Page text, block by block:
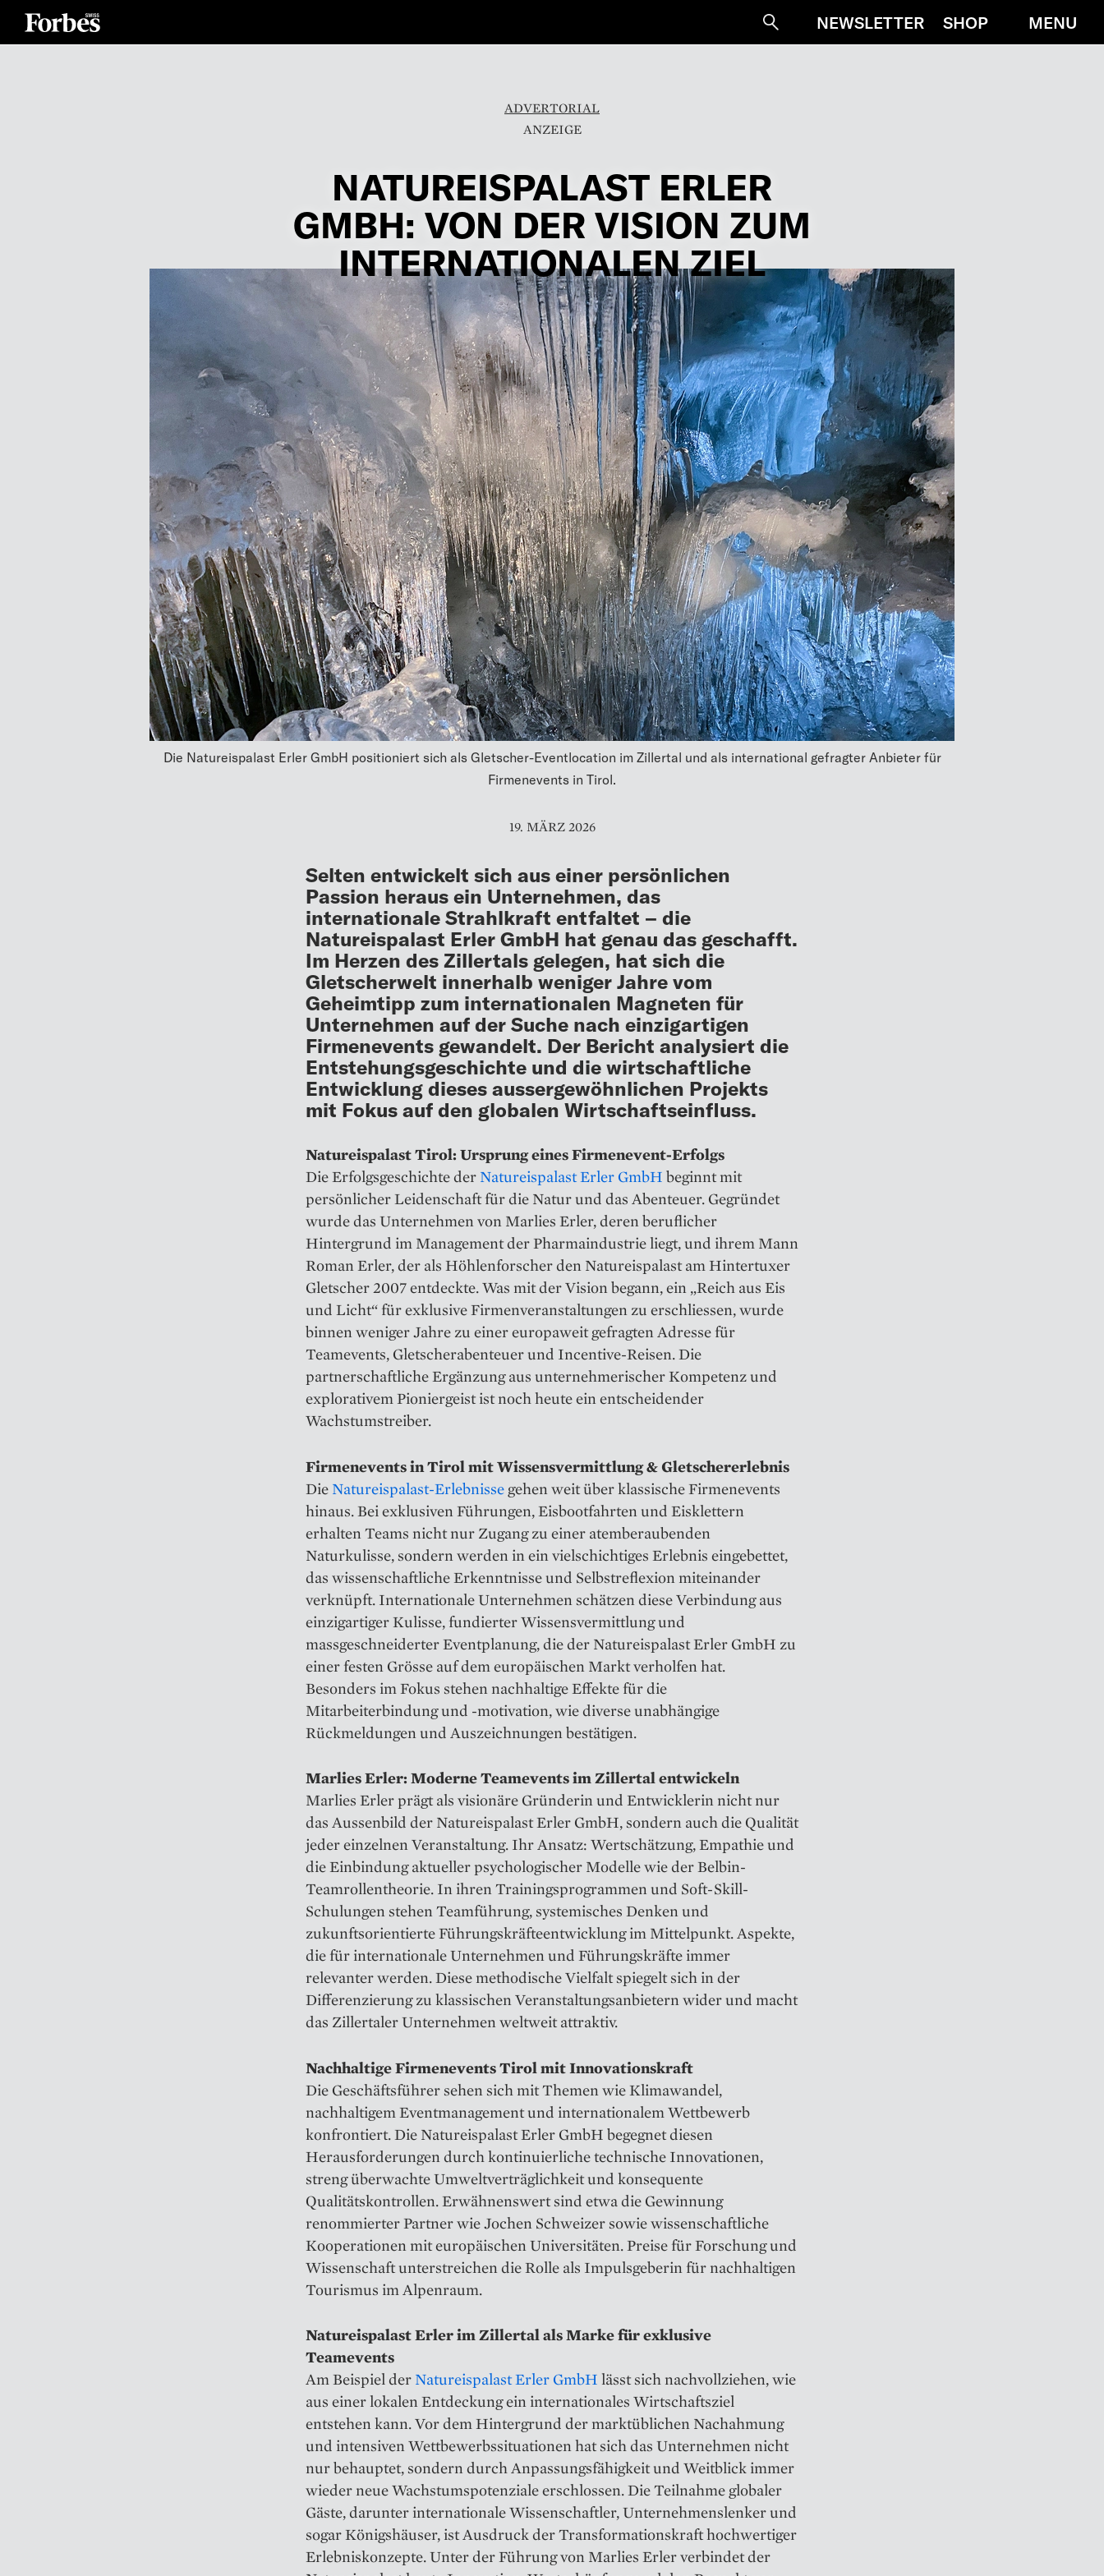
SucheNEWSLETTER SHOP MENU
ADVERTORIAL
NATUREISPALAST ERLER
GMBH: VON DER VISION ZUM
INTERNATIONALEN ZIEL
Die Natureispalast Erler GmbH positioniert sich als Gletscher-Eventlocation im Zillertal und als international gefragter Anbieter für
Firmenevents in Tirol.
19. MÄRZ 2026
Selten entwickelt sich aus einer persönlichen
Passion heraus ein Unternehmen, das
internationale Strahlkraft entfaltet – die
Natureispalast Erler GmbH hat genau das geschafft.
Im Herzen des Zillertals gelegen, hat sich die
Gletscherwelt innerhalb weniger Jahre vom
Geheimtipp zum internationalen Magneten für
Unternehmen auf der Suche nach einzigartigen
Firmenevents gewandelt. Der Bericht analysiert die
Entstehungsgeschichte und die wirtschaftliche
Entwicklung dieses aussergewöhnlichen Projekts
mit Fokus auf den globalen Wirtschaftseinfluss.
Natureispalast Tirol: Ursprung eines Firmenevent-Erfolgs
Die Erfolgsgeschichte der Natureispalast Erler GmbH beginnt mit
persönlicher Leidenschaft für die Natur und das Abenteuer. Gegründet
wurde das Unternehmen von Marlies Erler, deren beruflicher
Hintergrund im Management der Pharmaindustrie liegt, und ihrem Mann
Roman Erler, der als Höhlenforscher den Natureispalast am Hintertuxer
Gletscher 2007 entdeckte. Was mit der Vision begann, ein „Reich aus Eis
und Licht“ für exklusive Firmenveranstaltungen zu erschliessen, wurde
binnen weniger Jahre zu einer europaweit gefragten Adresse für
Teamevents, Gletscherabenteuer und Incentive-Reisen. Die
partnerschaftliche Ergänzung aus unternehmerischer Kompetenz und
explorativem Pioniergeist ist noch heute ein entscheidender
Wachstumstreiber.
Firmenevents in Tirol mit Wissensvermittlung & Gletschererlebnis
Die Natureispalast-Erlebnisse gehen weit über klassische Firmenevents
hinaus. Bei exklusiven Führungen, Eisbootfahrten und Eisklettern
erhalten Teams nicht nur Zugang zu einer atemberaubenden
Naturkulisse, sondern werden in ein vielschichtiges Erlebnis eingebettet,
das wissenschaftliche Erkenntnisse und Selbstreflexion miteinander
verknüpft. Internationale Unternehmen schätzen diese Verbindung aus
einzigartiger Kulisse, fundierter Wissensvermittlung und
massgeschneiderter Eventplanung, die der Natureispalast Erler GmbH zu
einer festen Grösse auf dem europäischen Markt verholfen hat.
Besonders im Fokus stehen nachhaltige Effekte für die
Mitarbeiterbindung und -motivation, wie diverse unabhängige
Rückmeldungen und Auszeichnungen bestätigen.
Marlies Erler: Moderne Teamevents im Zillertal entwickeln
Marlies Erler prägt als visionäre Gründerin und Entwicklerin nicht nur
das Aussenbild der Natureispalast Erler GmbH, sondern auch die Qualität
jeder einzelnen Veranstaltung. Ihr Ansatz: Wertschätzung, Empathie und
die Einbindung aktueller psychologischer Modelle wie der Belbin-
Teamrollentheorie. In ihren Trainingsprogrammen und Soft-Skill-
Schulungen stehen Teamführung, systemisches Denken und
zukunftsorientierte Führungskräfteentwicklung im Mittelpunkt. Aspekte,
die für internationale Unternehmen und Führungskräfte immer
relevanter werden. Diese methodische Vielfalt spiegelt sich in der
Differenzierung zu klassischen Veranstaltungsanbietern wider und macht
das Zillertaler Unternehmen weltweit attraktiv.
Nachhaltige Firmenevents Tirol mit Innovationskraft
Die Geschäftsführer sehen sich mit Themen wie Klimawandel,
nachhaltigem Eventmanagement und internationalem Wettbewerb
konfrontiert. Die Natureispalast Erler GmbH begegnet diesen
Herausforderungen durch kontinuierliche technische Innovationen,
streng überwachte Umweltverträglichkeit und konsequente
Qualitätskontrollen. Erwähnenswert sind etwa die Gewinnung
renommierter Partner wie Jochen Schweizer sowie wissenschaftliche
Kooperationen mit europäischen Universitäten. Preise für Forschung und
Wissenschaft unterstreichen die Rolle als Impulsgeberin für nachhaltigen
Tourismus im Alpenraum.
Natureispalast Erler im Zillertal als Marke für exklusive
Teamevents
Am Beispiel der Natureispalast Erler GmbH lässt sich nachvollziehen, wie
aus einer lokalen Entdeckung ein internationales Wirtschaftsziel
entstehen kann. Vor dem Hintergrund der marktüblichen Nachahmung
und intensiven Wettbewerbssituationen hat sich das Unternehmen nicht
nur behauptet, sondern durch Anpassungsfähigkeit und Weitblick immer
wieder neue Wachstumspotenziale erschlossen. Die Teilnahme globaler
Gäste, darunter internationale Wissenschaftler, Unternehmenslenker und
sogar Königshäuser, ist Ausdruck der Transformationskraft hochwertiger
Erlebniskonzepte. Unter der Führung von Marlies Erler verbindet der